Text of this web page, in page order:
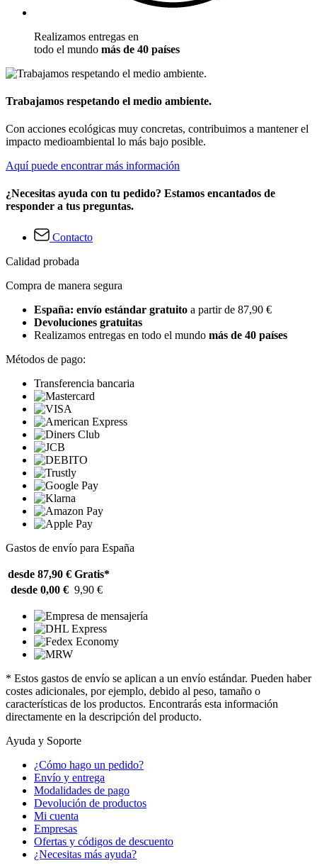
Realizamos entregas en
todo el mundo más de 40 países
Trabajamos respetando el medio ambiente.
Con acciones ecológicas muy concretas, contribuimos a mantener el
impacto medioambiental lo más bajo posible.
Aquí puede encontrar más información
¿Necesitas ayuda con tu pedido? Estamos encantados de
responder a tus preguntas.
Contacto
Calidad probada
Compra de manera segura
España: envío estándar gratuito a partir de 87,90 €
Devoluciones gratuitas
Realizamos entregas en todo el mundo más de 40 países
Métodos de pago:
Transferencia bancaria
Gastos de envío para España
desde 87,90 € Gratis*
desde 0,00 € 9,90 €
* Estos gastos de envío se aplican a un envío estándar. Pueden haber
costes adicionales, por ejemplo, debido al peso, tamaño o
características de los productos. Encontrarás esta información
directamente en la descripción del producto.
Ayuda y Soporte
¿Cómo hago un pedido?
Envío y entrega
Modalidades de pago
Devolución de productos
Mi cuenta
Empresas
Ofertas y códigos de descuento
¿Necesitas más ayuda?